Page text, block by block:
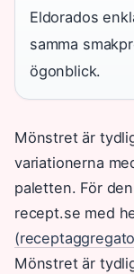
Eldorados
samma
ögonblick.
Mönstret är
variationerna
paletten. För
recept.se med
Mönstret är